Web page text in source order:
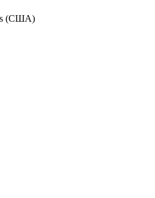
(США)